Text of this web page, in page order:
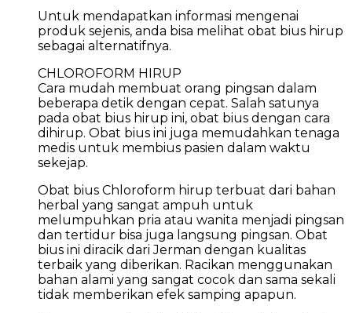
Untuk mendapatkan informasi mengenai
produk sejenis, anda bisa melihat obat bius hirup
sebagai alternatifnya.
CHLOROFORM HIRUP
Cara mudah membuat orang pingsan dalam
beberapa detik dengan cepat. Salah satunya
pada obat bius hirup ini, obat bius dengan cara
dihirup. Obat bius ini juga memudahkan tenaga
medis untuk membius pasien dalam waktu
sekejap.
Obat bius Chloroform hirup terbuat dari bahan
herbal yang sangat ampuh untuk
melumpuhkan pria atau wanita menjadi pingsan
dan tertidur bisa juga langsung pingsan. Obat
bius ini diracik dari Jerman dengan kualitas
terbaik yang diberikan. Racikan menggunakan
bahan alami yang sangat cocok dan sama sekali
tidak memberikan efek samping apapun.